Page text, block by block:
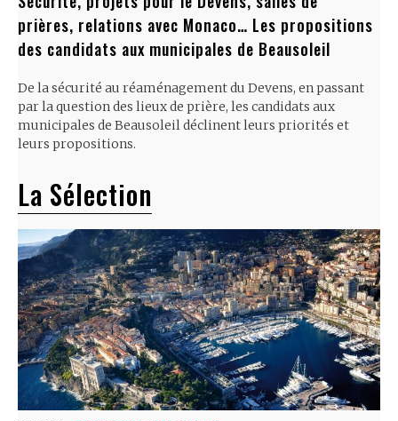
prières, relations avec Monaco… Les propositions
des candidats aux municipales de Beausoleil
De la sécurité au réaménagement du Devens, en passant
par la question des lieux de prière, les candidats aux
municipales de Beausoleil déclinent leurs priorités et
leurs propositions.
La Sélection